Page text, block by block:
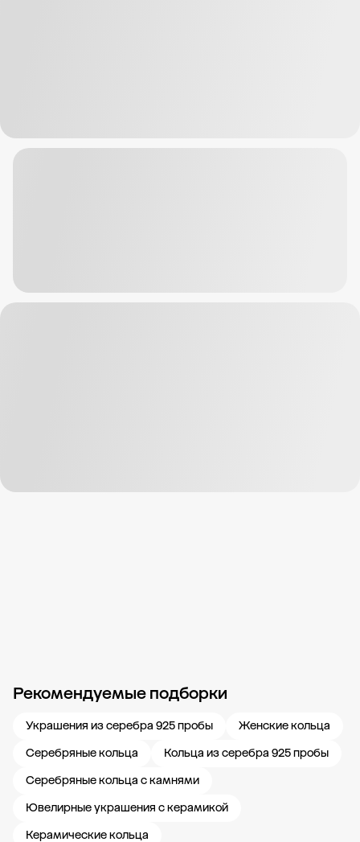
Рекомендуемые подборки
Украшения из серебра 925 пробы
Женские кольца
Серебряные кольца
Кольца из серебра 925 пробы
Серебряные кольца с камнями
Ювелирные украшения с керамикой
Керамические кольца
Новости компании Журнал ЗОЛОТОЙ Блог